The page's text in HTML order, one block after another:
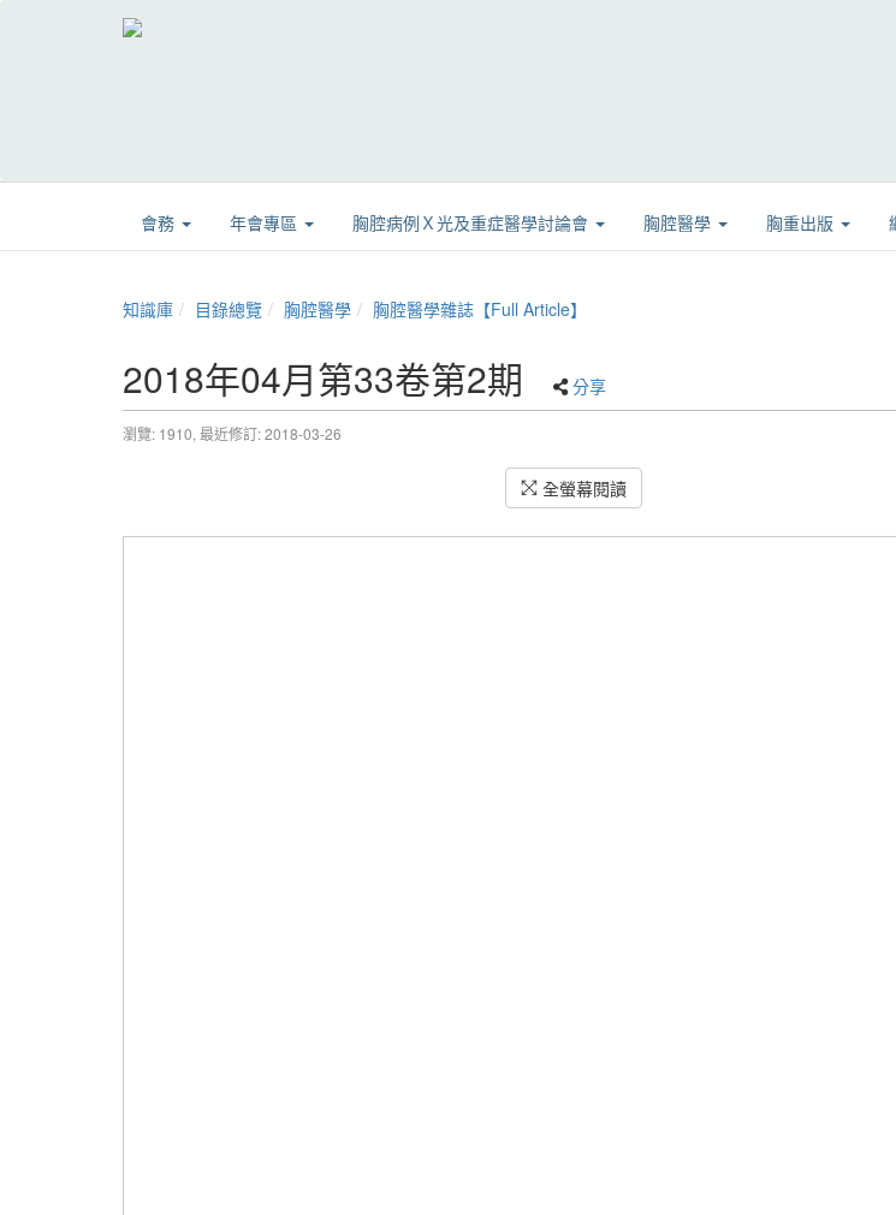
會務 年會專區 胸腔病例Ｘ光及重症醫學討論會 胸腔醫學 胸重出版
知識庫 目錄總覽 胸腔醫學 胸腔醫學雜誌【Full Article】
2018年04月第33卷第2期 分享
瀏覽: 1910, 最近修訂: 2018-03-26
全螢幕閱讀